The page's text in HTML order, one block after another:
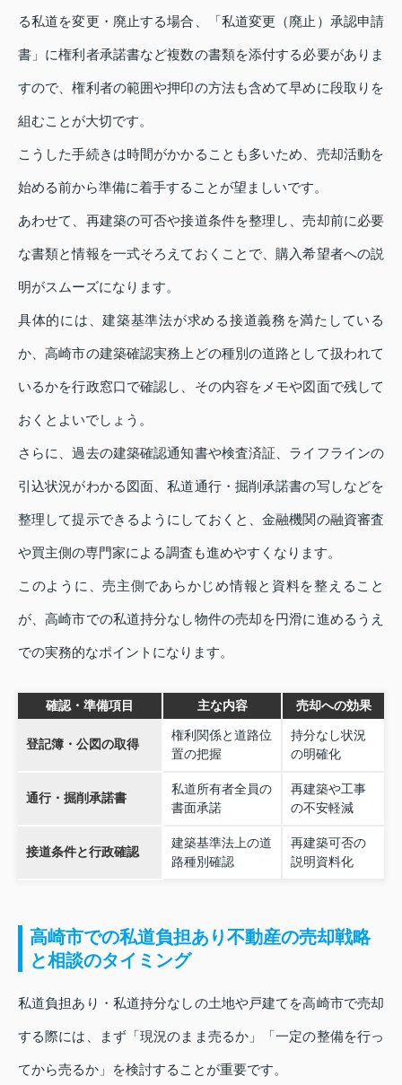
る私道を変更・廃止する場合、「私道変更（廃止）承認申請
書」に権利者承諾書など複数の書類を添付する必要がありま
すので、権利者の範囲や押印の方法も含めて早めに段取りを
組むことが大切です。
こうした手続きは時間がかかることも多いため、売却活動を
始める前から準備に着手することが望ましいです。
あわせて、再建築の可否や接道条件を整理し、売却前に必要
な書類と情報を一式そろえておくことで、購入希望者への説
明がスムーズになります。
具体的には、建築基準法が求める接道義務を満たしている
か、高崎市の建築確認実務上どの種別の道路として扱われて
いるかを行政窓口で確認し、その内容をメモや図面で残して
おくとよいでしょう。
さらに、過去の建築確認通知書や検査済証、ライフラインの
引込状況がわかる図面、私道通行・掘削承諾書の写しなどを
整理して提示できるようにしておくと、金融機関の融資審査
や買主側の専門家による調査も進めやすくなります。
このように、売主側であらかじめ情報と資料を整えること
が、高崎市での私道持分なし物件の売却を円滑に進めるうえ
での実務的なポイントになります。
確認・準備項目 主な内容 売却への効果
登記簿・公図の取得
権利関係と道路位
置の把握
持分なし状況
の明確化
通行・掘削承諾書
私道所有者全員の
書面承諾
再建築や工事
の不安軽減
接道条件と行政確認
建築基準法上の道
路種別確認
再建築可否の
説明資料化
高崎市での私道負担あり不動産の売却戦略
と相談のタイミング
私道負担あり・私道持分なしの土地や戸建てを高崎市で売却
する際には、まず「現況のまま売るか」「一定の整備を行っ
てから売るか」を検討することが重要です。